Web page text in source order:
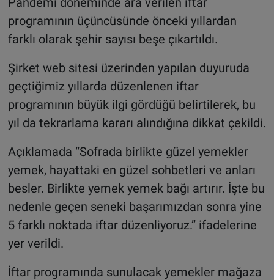
programının üçüncüsünde önceki yıllardan
farklı olarak şehir sayısı beşe çıkartıldı.
Şirket web sitesi üzerinden yapılan duyuruda
geçtiğimiz yıllarda düzenlenen iftar
programının büyük ilgi gördüğü belirtilerek, bu
yıl da tekrarlama kararı alındığına dikkat çekildi.
Açıklamada “Sofrada birlikte güzel yemekler
yemek, hayattaki en güzel sohbetleri ve anları
besler. Birlikte yemek yemek bağı artırır. İşte bu
nedenle geçen seneki başarımızdan sonra yine
5 farklı noktada iftar düzenliyoruz.” ifadelerine
yer verildi.
İftar programında sunulacak yemekler mağaza